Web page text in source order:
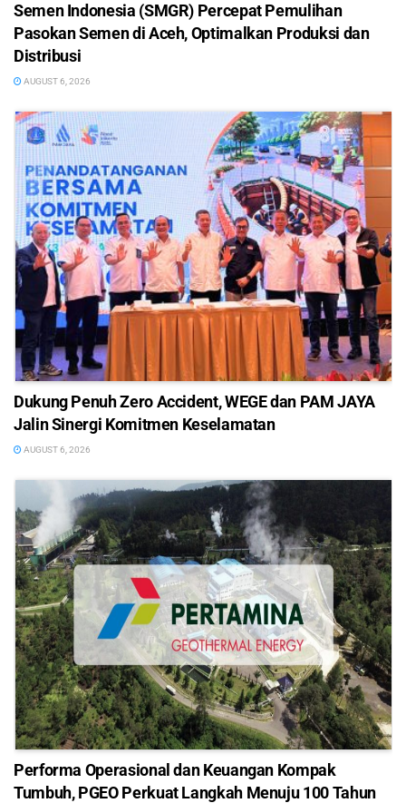
Semen Indonesia (SMGR) Percepat Pemulihan
Pasokan Semen di Aceh, Optimalkan Produksi dan
Distribusi
AUGUST 6, 2026
Dukung Penuh Zero Accident, WEGE dan PAM JAYA
Jalin Sinergi Komitmen Keselamatan
AUGUST 6, 2026
Performa Operasional dan Keuangan Kompak
Tumbuh, PGEO Perkuat Langkah Menuju 100 Tahun